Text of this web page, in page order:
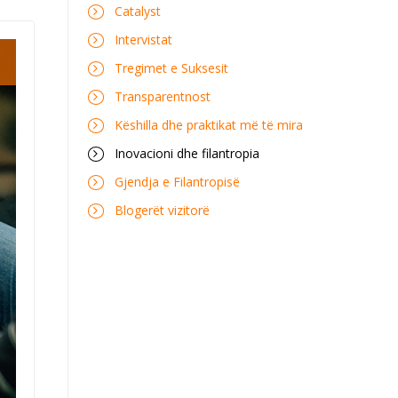
Catalyst
Intervistat
Tregimet e Suksesit
Transparentnost
Këshilla dhe praktikat më të mira
Inovacioni dhe filantropia
Gjendja e Filantropisë
Blogerët vizitorë